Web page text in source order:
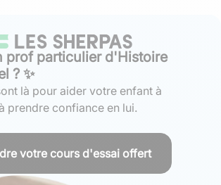
prof particulier d'Histoire
? ✨
là pour aider votre enfant à
prendre confiance en lui.
votre cours d'essai offert